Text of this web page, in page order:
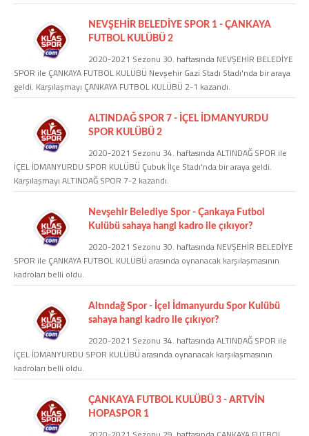
Künye
İletişim
Web Sürüme Geç
NEVŞEHİR BELEDİYE SPOR 1 - ÇANKAYA
FUTBOL KULÜBÜ 2
2020-2021 Sezonu 30. haftasında NEVŞEHİR BELEDİYE
SPOR ile ÇANKAYA FUTBOL KULÜBÜ Nevşehir Gazi Stadı Stadı'nda bir araya
geldi. Karşılaşmayı ÇANKAYA FUTBOL KULÜBÜ 2-1 kazandı.
ALTINDAĞ SPOR 7 - İÇEL İDMANYURDU
SPOR KULÜBÜ 2
2020-2021 Sezonu 34. haftasında ALTINDAĞ SPOR ile
İÇEL İDMANYURDU SPOR KULÜBÜ Çubuk İlçe Stadı'nda bir araya geldi.
Karşılaşmayı ALTINDAĞ SPOR 7-2 kazandı.
Nevşehir Belediye Spor - Çankaya Futbol
Kulübü sahaya hangi kadro ile çıkıyor?
2020-2021 Sezonu 30. haftasında NEVŞEHİR BELEDİYE
SPOR ile ÇANKAYA FUTBOL KULÜBÜ arasında oynanacak karşılaşmasının
kadroları belli oldu.
Altındağ Spor - İçel İdmanyurdu Spor Kulübü
sahaya hangi kadro ile çıkıyor?
2020-2021 Sezonu 34. haftasında ALTINDAĞ SPOR ile
İÇEL İDMANYURDU SPOR KULÜBÜ arasında oynanacak karşılaşmasının
kadroları belli oldu.
ÇANKAYA FUTBOL KULÜBÜ 3 - ARTVİN
HOPASPOR 1